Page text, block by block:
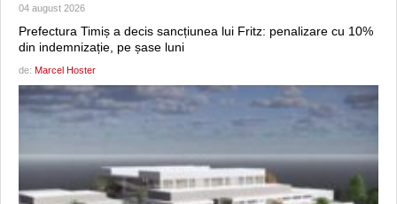
04 august 2026
Prefectura Timiș a decis sancțiunea lui Fritz: penalizare cu 10%
din indemnizație, pe șase luni
de: Marcel Hoster